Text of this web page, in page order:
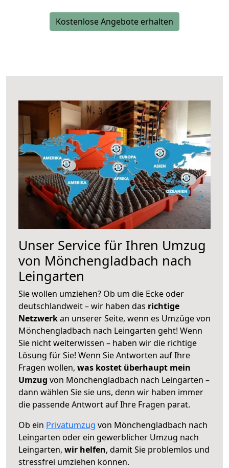
Kostenlose Angebote erhalten
Unser Service für Ihren Umzug
von Mönchengladbach nach
Leingarten
Sie wollen umziehen? Ob um die Ecke oder
deutschlandweit – wir haben das richtige
Netzwerkan unserer Seite, wenn es Umzüge von
Mönchengladbach nach Leingarten geht! Wenn
Sie nicht weiterwissen – haben wir die richtige
Lösung für Sie! Wenn Sie Antworten auf Ihre
Fragen wollen, was kostet überhaupt mein
Umzug von Mönchengladbach nach Leingarten –
dann wählen Sie sie uns, denn wir haben immer
die passende Antwort auf Ihre Fragen parat.
Ob ein Privatumzug von Mönchengladbach nach
Leingarten oder ein gewerblicher Umzug nach
Leingarten, wir helfen, damit Sie problemlos und
stressfrei umziehen können.